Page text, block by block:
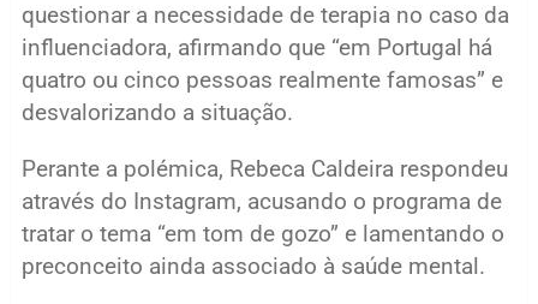
questionar a necessidade de terapia no caso da
influenciadora, afirmando que “em Portugal há
quatro ou cinco pessoas realmente famosas” e
desvalorizando a situação.
Perante a polémica, Rebeca Caldeira respondeu
através do Instagram, acusando o programa de
tratar o tema “em tom de gozo” e lamentando o
preconceito ainda associado à saúde mental.